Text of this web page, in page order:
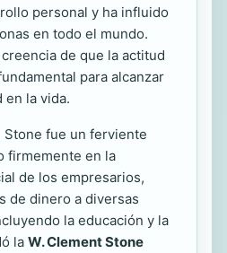
personal y ha influido
en todo el mundo.
de que la actitud
para alcanzar
en la vida.
Stone fue un ferviente
firmemente en la
de los empresarios,
de dinero a diversas
la educación y la
la W. Clement Stone